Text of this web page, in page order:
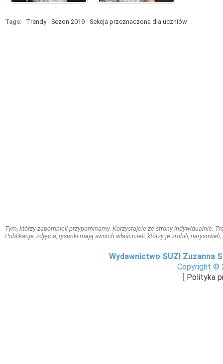
Tags: Trendy Sezon 2019 Sekcja przeznaczona dla uczniów
Tym, którzy zapomnieli przypominamy. Korzystajcie ze strony indywidualnie.
Publikacje, zdjęcia, rysunki mają swoich właścicieli, którzy je zrobili,
Wydawnictwo SUZI Zuzanna
Copyright ©
Polityka